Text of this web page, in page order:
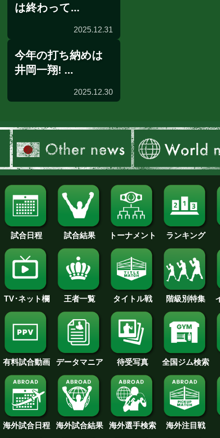
試合開始時間
は終わって...
2025.12.31
今年の打ち納めは
井岡一翔! ...
2025.12.30
試合日程 試合結果 トーナメント ランキング
TV･ネット欄 王者一覧 タイトル戦 階級別特集
有料試合動画 データマニア 待受写真 全国ジム検索
海外試合日程 海外試合結果 海外選手検索 海外注目戦